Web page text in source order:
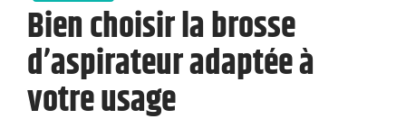
Bien choisir la brosse
d’aspirateur adaptée à
votre usage